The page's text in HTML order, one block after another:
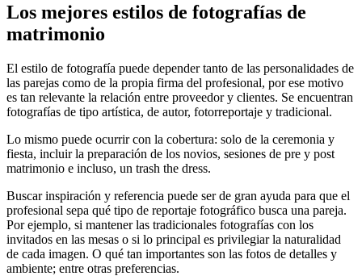
Los mejores estilos de fotografías de
matrimonio
El estilo de fotografía puede depender tanto de las personalidades de
las parejas como de la propia firma del profesional, por ese motivo
es tan relevante la relación entre proveedor y clientes. Se encuentran
fotografías de tipo artística, de autor, fotorreportaje y tradicional.
Lo mismo puede ocurrir con la cobertura: solo de la ceremonia y
fiesta, incluir la preparación de los novios, sesiones de pre y post
matrimonio e incluso, un trash the dress.
Buscar inspiración y referencia puede ser de gran ayuda para que el
profesional sepa qué tipo de reportaje fotográfico busca una pareja.
Por ejemplo, si mantener las tradicionales fotografías con los
invitados en las mesas o si lo principal es privilegiar la naturalidad
de cada imagen. O qué tan importantes son las fotos de detalles y
ambiente; entre otras preferencias.